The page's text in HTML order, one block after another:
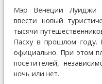
Мэр Венеции Луиджи
ввести новый
тысячи
Пасху в прошлом году.
официально. При этом
посетителей,
ночь или нет.